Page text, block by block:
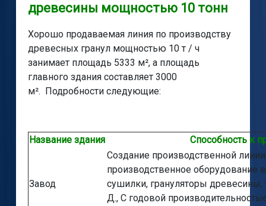
древесины мощностью 10 тонн
Хорошо продаваемая линия по производству
древесных гранул мощностью 10 т / ч
занимает площадь 5333 м², а площадь
главного здания составляет 3000
м². Подробности следующие:
Название здания Способность к
Завод
Создание производственной
производственное оборудование
сушилки, грануляторы древесины,
Д., С годовой